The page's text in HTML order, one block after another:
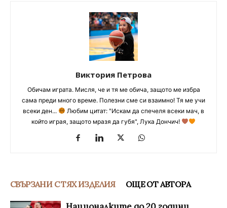
Виктория Петрова
Обичам играта. Мисля, че и тя ме обича, защото ме избра
сама преди много време. Полезни сме си взаимно! Тя ме учи
всеки ден...
Любим цитат: "Искам да спечеля всеки мач, в
който играя, защото мразя да губя", Лука Дончич!
СВЪРЗАНИ С ТЯХ ИЗДЕЛИЯ ОЩЕ ОТ АВТОРА